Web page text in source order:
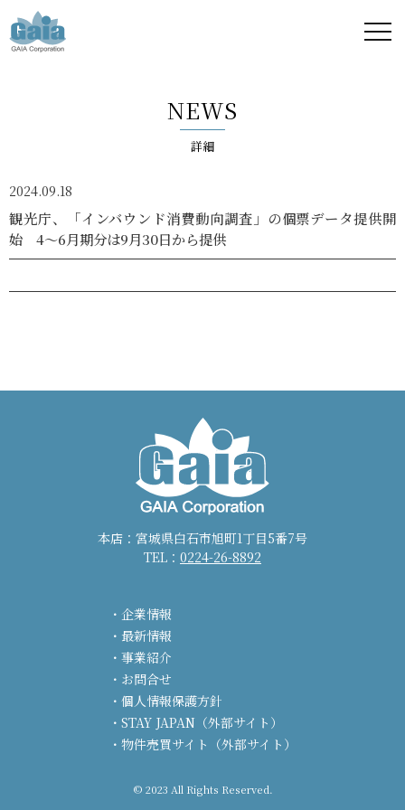
ア -
GAIA
Corporation
-
NEWS
詳細
2024.09.18
観光庁、「インバウンド消費動向調査」の個票データ提供開
始 4～6月期分は9月30日から提供
本店：宮城県白石市旭町1丁目5番7号
TEL： 0224-26-8892
企業情報
最新情報
事業紹介
お問合せ
個人情報保護方針
STAY JAPAN（外部サイト）
物件売買サイト（外部サイト）
© 2023 All Rights Reserved.